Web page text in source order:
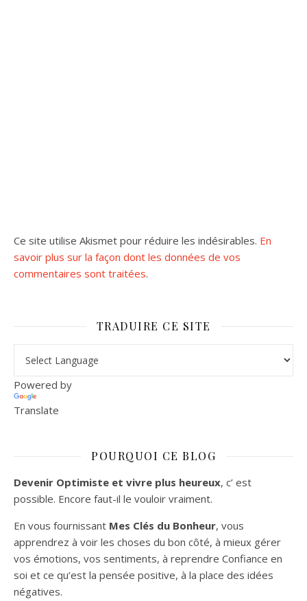
Ce site utilise Akismet pour réduire les indésirables. En
savoir plus sur la façon dont les données de vos
commentaires sont traitées.
TRADUIRE CE SITE
Powered by
Translate
POURQUOI CE BLOG
Devenir Optimiste et vivre plus heureux, c’ est
possible. Encore faut-il le vouloir vraiment.
En vous fournissant Mes Clés du Bonheur, vous
apprendrez à voir les choses du bon côté, à mieux gérer
vos émotions, vos sentiments, à reprendre Confiance en
soi et ce qu’est la pensée positive, à la place des idées
négatives.